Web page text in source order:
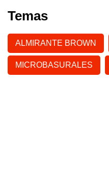
Temas
ALMIRANTE BROWN
MICROBASURALES